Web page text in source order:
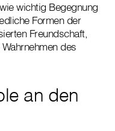
wichtig Begegnung
Formen der
Freundschaft,
des
an den